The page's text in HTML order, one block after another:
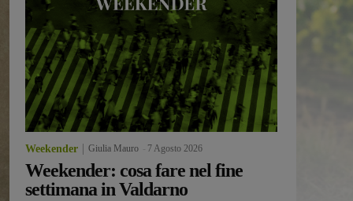
Weekender Giulia Mauro 7 Agosto 2026
Weekender: cosa fare nel fine
settimana in Valdarno